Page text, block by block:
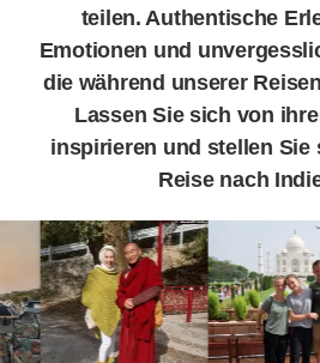
teilen. Authentische
Emotionen und
die während unserer
Lassen Sie sich von
inspirieren und stellen Sie
Reise nach